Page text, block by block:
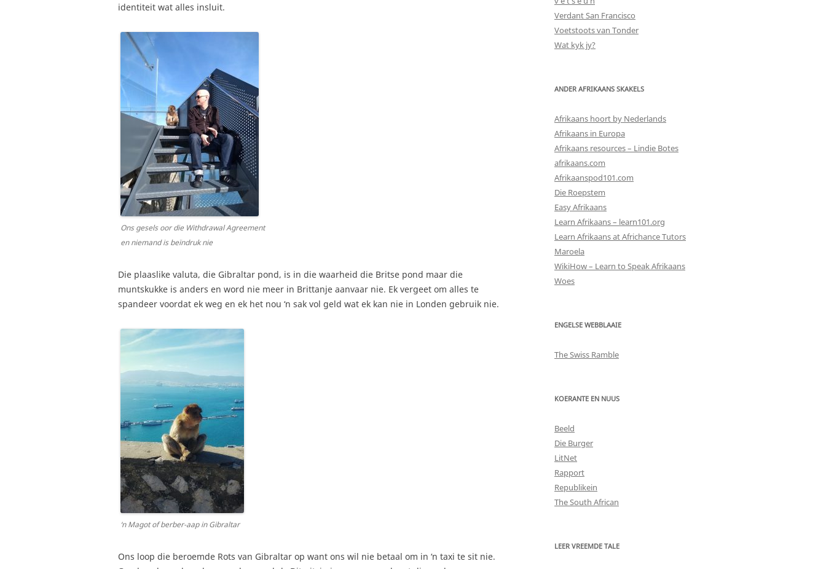
identiteit wat alles insluit.
Ons gesels oor die Withdrawal Agreement
en niemand is beïndruk nie
Die plaaslike valuta, die Gibraltar pond, is in die waarheid die Britse pond maar die
muntskukke is anders en word nie meer in Brittanje aanvaar nie. Ek vergeet om alles te
spandeer voordat ek weg en ek het nou ‘n sak vol geld wat ek kan nie in Londen gebruik nie.
‘n Magot of berber-aap in Gibraltar
Ons loop die beroemde Rots van Gibraltar op want ons wil nie betaal om in ‘n taxi te sit nie.
Verdant San Francisco
Voetstoots van Tonder
Wat kyk jy?
ANDER AFRIKAANS SKAKELS
Afrikaans hoort by Nederlands
Afrikaans in Europa
Afrikaans resources – Lindie Botes
afrikaans.com
Afrikaanspod101.com
Die Roepstem
Easy Afrikaans
Learn Afrikaans – learn101.org
Learn Afrikaans at Africhance Tutors
Maroela
WikiHow – Learn to Speak Afrikaans
Woes
ENGELSE WEBBLAAIE
The Swiss Ramble
KOERANTE EN NUUS
Beeld
Die Burger
LitNet
Rapport
Republikein
The South African
LEER VREEMDE TALE